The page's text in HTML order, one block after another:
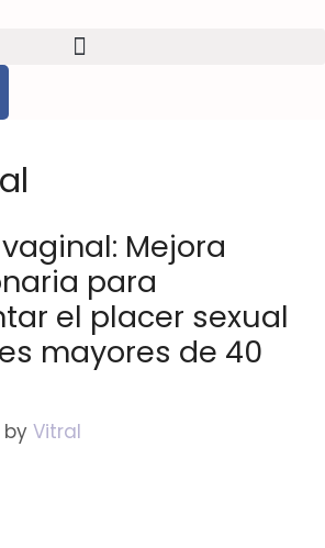
Mejora
para
el placer sexual
mayores de 40
by Vitral